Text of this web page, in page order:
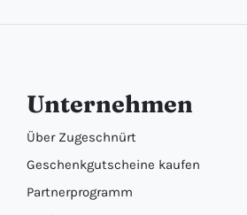
Unternehmen
Über Zugeschnürt
Geschenkgutscheine kaufen
Partnerprogramm